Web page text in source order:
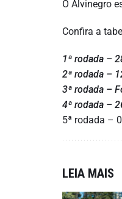
O Alvinegro
Confira a
1ª rodada –
2ª rodada –
3ª rodada –
4ª rodada –
5ª rodada –
LEIA MAIS